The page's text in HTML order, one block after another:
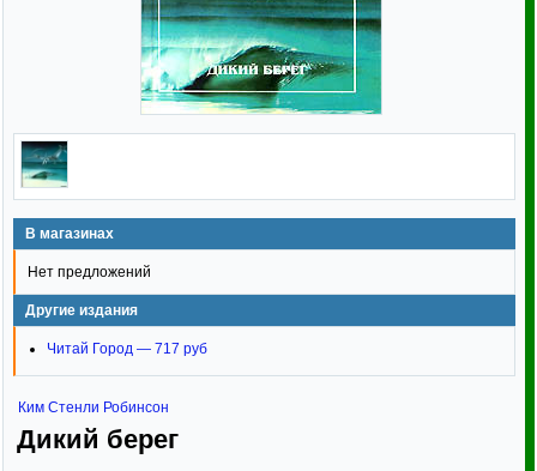
В магазинах
Нет предложений
Другие издания
Читай Город — 717 руб
Ким Стенли Робинсон
Дикий берег